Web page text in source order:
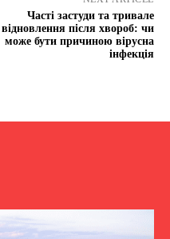
Часті застуди та тривале
відновлення після хвороб: чи
може бути причиною вірусна
інфекція